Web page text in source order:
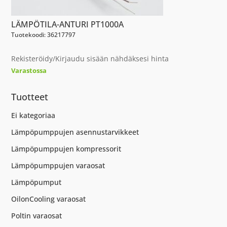
LÄMPÖTILA-ANTURI PT1000A
Tuotekoodi: 36217797
Rekisteröidy/Kirjaudu sisään nähdäksesi hinta
Varastossa
Tuotteet
Ei kategoriaa
Lämpöpumppujen asennustarvikkeet
Lämpöpumppujen kompressorit
Lämpöpumppujen varaosat
Lämpöpumput
OilonCooling varaosat
Poltin varaosat